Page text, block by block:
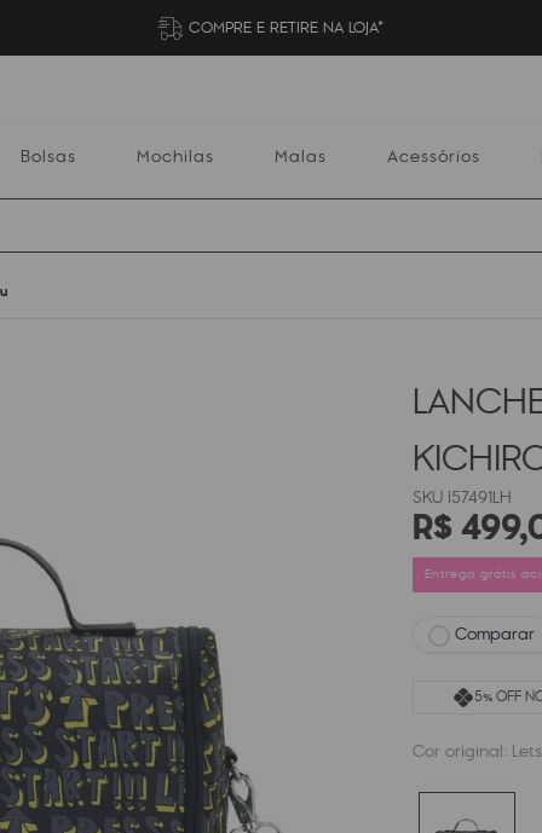
COMPRE E RETIRE NA LOJA*
Bolsas Mochilas Malas Acessórios
I57491LH
R$499,
Entrega grátis
Comparar
5% OFF
Cor original: